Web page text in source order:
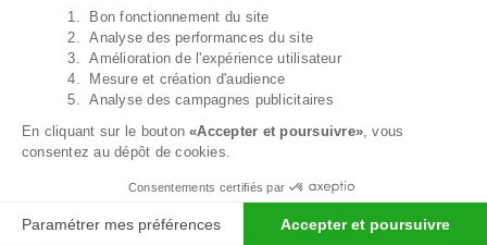
1. Bon fonctionnement du site
2. Analyse des performances du site
3. Amélioration de l'expérience utilisateur
4. Mesure et création d'audience
5. Analyse des campagnes publicitaires
En cliquant sur le bouton«Accepter et poursuivre» , vous
consentez au dépôt de cookies.
Consentements certifiés par
Paramétrer mes préférences Accepter et poursuivre
Axeptio consent